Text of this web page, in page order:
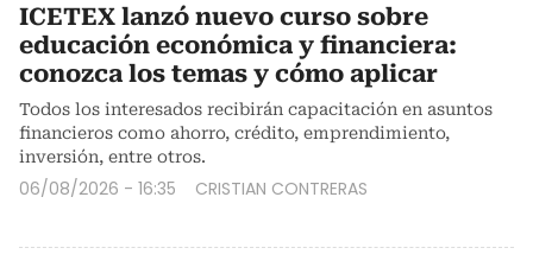
ICETEX lanzó nuevo curso sobre
educación económica y financiera:
conozca los temas y cómo aplicar
Todos los interesados recibirán capacitación en asuntos
financieros como ahorro, crédito, emprendimiento,
inversión, entre otros.
06/08/2026 - 16:35 CRISTIAN CONTRERAS